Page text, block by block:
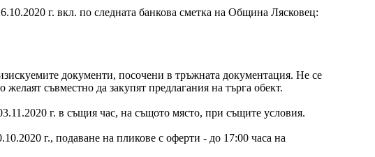
г. вкл. по следната банкова сметка на Община Лясковец:
документи, посочени в тръжната документация. Не се
съвместно да закупят предлагания на търга обект.
г. в същия час, на същото място, при същите условия.
г., подаване на пликове с оферти - до 17:00 часа на